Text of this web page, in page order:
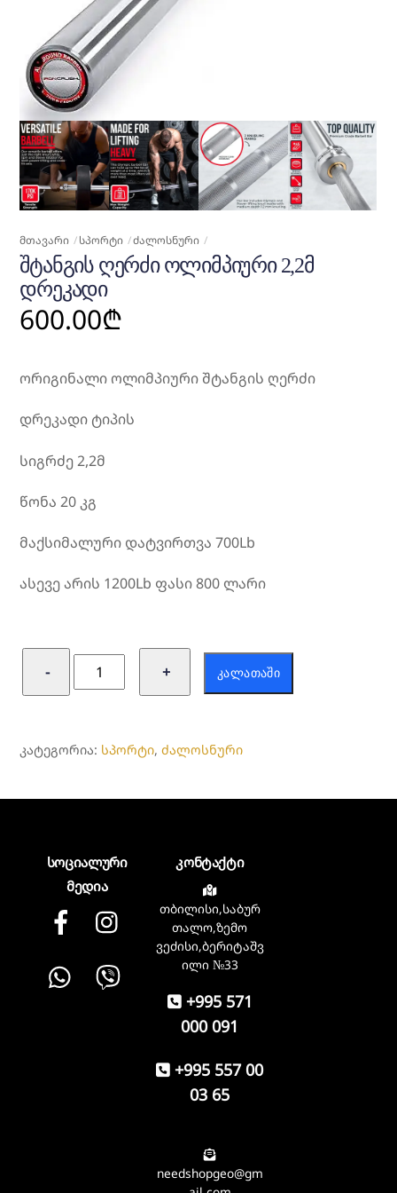
ᲛᲗᲐᲕᲐᲠᲘ ᲡᲞᲝᲠᲢᲘ ᲫᲐᲚᲝᲡᲜᲣᲠᲘ
ᲨᲢᲐᲜᲒᲘᲡ ᲦᲔᲠᲫᲘ ᲝᲚᲘᲛᲞᲘᲣᲠᲘ 2,2Მ
ᲓᲠᲔᲙᲐᲓᲘ
600.00₾
ორიგინალი ოლიმპიური შტანგის ღერძი
დრეკადი ტიპის
სიგრძე 2,2მ
წონა 20 კგ
მაქსიმალური დატვირთვა 700Lb
ასევე არის 1200Lb ფასი 800 ლარი
−
რაოდენობა:
შტანგის
2,2მ
+ ᲙᲐᲚᲐᲗᲐᲨᲘ
ᲙᲐᲢᲔᲒᲝᲠᲘᲐ: სპორტი,ძალოსნური
სოციალური
მედია
Facebook instagram
Whatsapp
კონტაქტი
თბილისი,საბურ
თალო,ზემო
ვეძისი,ბერიტაშვ
ილი №33
+995 571
000 091
+995 557 00
03 65
needshopgeo@gm